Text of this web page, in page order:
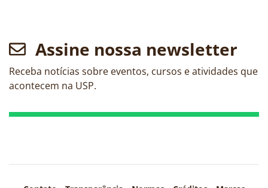
Assine nossa newsletter
Receba notícias sobre eventos, cursos e atividades que
acontecem na USP.